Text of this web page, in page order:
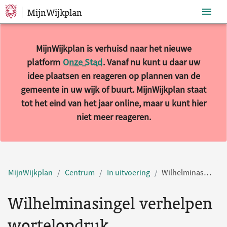
Sla navigatie over
MijnWijkplan
MijnWijkplan is verhuisd naar het nieuwe
platform Onze Stad. Vanaf nu kunt u daar uw
idee plaatsen en reageren op plannen van de
gemeente in uw wijk of buurt. MijnWijkplan staat
tot het eind van het jaar online, maar u kunt hier
niet meer reageren.
MijnWijkplan Centrum In uitvoering Wilhelminasingel verhelpen wortelopdruk
Wilhelminasingel verhelpen